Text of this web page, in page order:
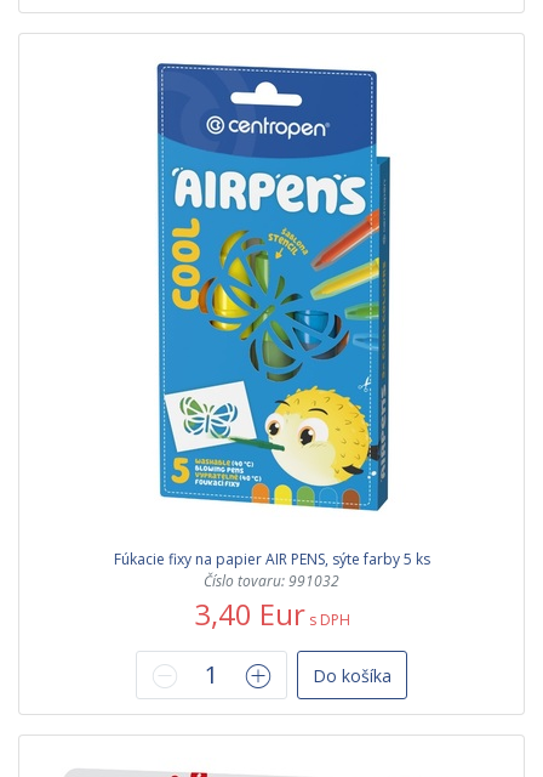
Fúkacie fixy na papier AIR PENS, sýte farby 5 ks
Číslo tovaru: 991032
3,40 Eur s DPH
Do košíka